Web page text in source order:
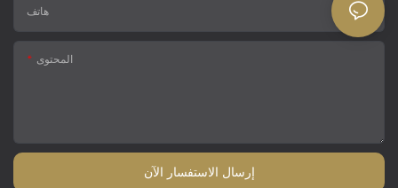
هاتف
المحتوى
إرسال الاستفسار الآن